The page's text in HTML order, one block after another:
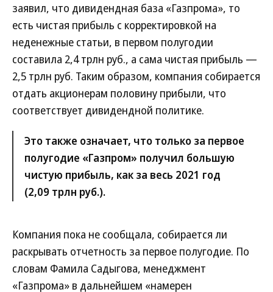
заявил, что дивидендная база «Газпрома», то
есть чистая прибыль с корректировкой на
неденежные статьи, в первом полугодии
составила 2,4 трлн руб., а сама чистая прибыль —
2,5 трлн руб. Таким образом, компания собирается
отдать акционерам половину прибыли, что
соответствует дивидендной политике.
Это также означает, что только за первое
полугодие «Газпром» получил большую
чистую прибыль, как за весь 2021 год
(2,09 трлн руб.).
Компания пока не сообщала, собирается ли
раскрывать отчетность за первое полугодие. По
словам Фамила Садыгова, менеджмент
«Газпрома» в дальнейшем «намерен